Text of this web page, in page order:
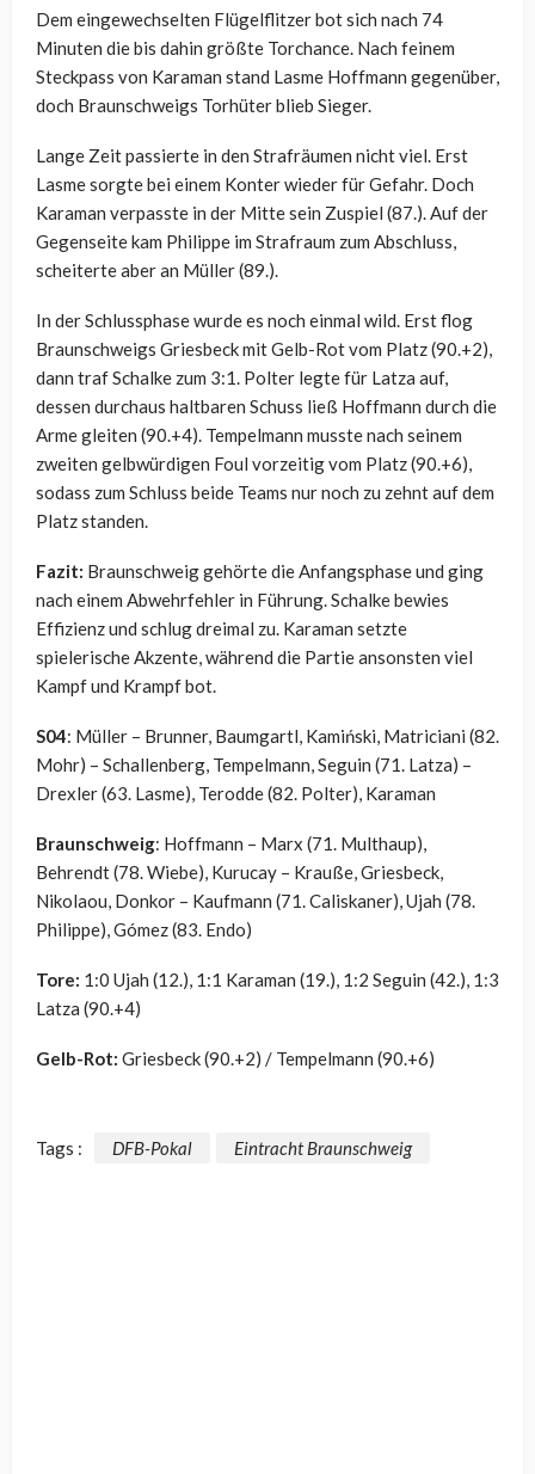
Dem eingewechselten Flügelflitzer bot sich nach 74
Minuten die bis dahin größte Torchance. Nach feinem
Steckpass von Karaman stand Lasme Hoffmann gegenüber,
doch Braunschweigs Torhüter blieb Sieger.
Lange Zeit passierte in den Strafräumen nicht viel. Erst
Lasme sorgte bei einem Konter wieder für Gefahr. Doch
Karaman verpasste in der Mitte sein Zuspiel (87.). Auf der
Gegenseite kam Philippe im Strafraum zum Abschluss,
scheiterte aber an Müller (89.).
In der Schlussphase wurde es noch einmal wild. Erst flog
Braunschweigs Griesbeck mit Gelb-Rot vom Platz (90.+2),
dann traf Schalke zum 3:1. Polter legte für Latza auf,
dessen durchaus haltbaren Schuss ließ Hoffmann durch die
Arme gleiten (90.+4). Tempelmann musste nach seinem
zweiten gelbwürdigen Foul vorzeitig vom Platz (90.+6),
sodass zum Schluss beide Teams nur noch zu zehnt auf dem
Platz standen.
Fazit: Braunschweig gehörte die Anfangsphase und ging
nach einem Abwehrfehler in Führung. Schalke bewies
Effizienz und schlug dreimal zu. Karaman setzte
spielerische Akzente, während die Partie ansonsten viel
Kampf und Krampf bot.
S04: Müller – Brunner, Baumgartl, Kamiński, Matriciani (82.
Mohr) – Schallenberg, Tempelmann, Seguin (71. Latza) –
Drexler (63. Lasme), Terodde (82. Polter), Karaman
Braunschweig: Hoffmann – Marx (71. Multhaup),
Behrendt (78. Wiebe), Kurucay – Krauße, Griesbeck,
Nikolaou, Donkor – Kaufmann (71. Caliskaner), Ujah (78.
Philippe), Gómez (83. Endo)
Tore: 1:0 Ujah (12.), 1:1 Karaman (19.), 1:2 Seguin (42.), 1:3
Latza (90.+4)
Gelb-Rot: Griesbeck (90.+2) / Tempelmann (90.+6)
Tags : DFB-Pokal Eintracht Braunschweig